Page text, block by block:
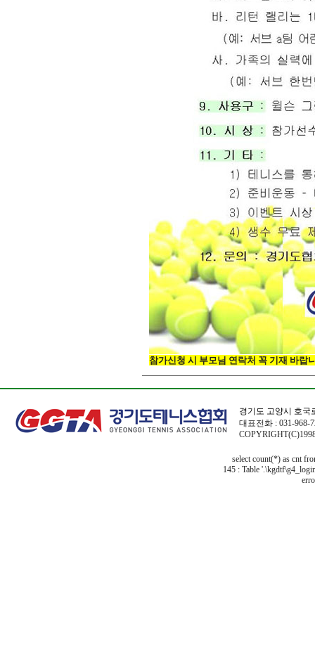
참가신청 시 부모님 연락처 꼭 기재 바랍
경기도 고양시 호국
대표전화 : 031-968-
select count(*) as cnt
145 : Table